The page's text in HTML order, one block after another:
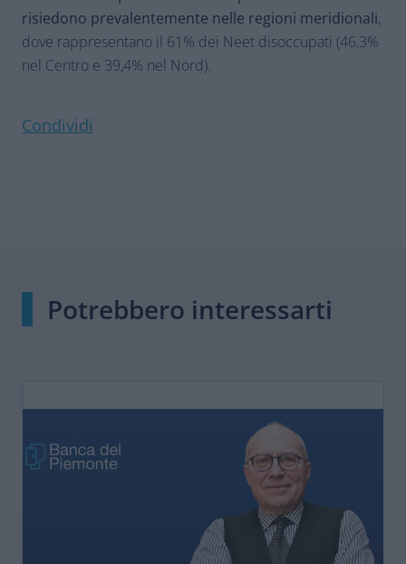
risiedono prevalentemente nelle regioni meridionali,
dove rappresentano il 61% dei Neet disoccupati (46,3%
nel Centro e 39,4% nel Nord).
Condividi
Potrebbero interessarti